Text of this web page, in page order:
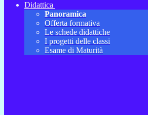
Didattica
Panoramica
Offerta formativa
Le schede didattiche
I progetti delle classi
Esame di Maturità